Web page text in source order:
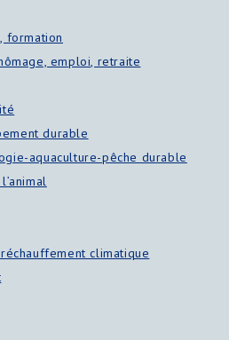
formation
emploi, retraite
durable
aquaculture-pêche durable
climatique